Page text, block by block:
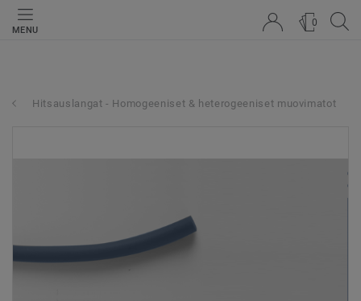
MENU
0
Hitsauslangat - Homogeeniset & heterogeeniset muovimatot